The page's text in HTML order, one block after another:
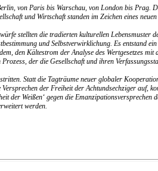
von Paris bis Warschau, von London bis Prag.
und Wirtschaft standen im Zeichen eines
stellten die tradierten kulturellen
und Selbstverwirklichung. Es entstand
den Kältestrom der Analyse des Wertgesetzes
der die Gesellschaft und ihren
Statt die Tagträume neuer globaler
der Freiheit der Achtundsechziger auf,
der Weißen‘ gegen die Emanzipationsversprechen
werden.